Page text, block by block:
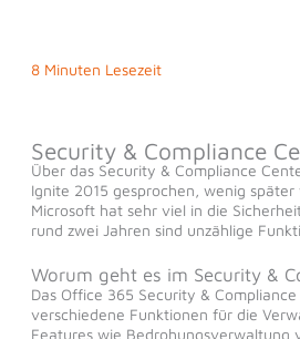
8 Minuten Lesezeit
Security & Compliance
Über das Security & Compliance
Ignite 2015 gesprochen, wenig
Microsoft hat sehr viel in die
rund zwei Jahren sind unzählige
Worum geht es im Security &
Das Office 365 Security &
verschiedene Funktionen für die
Features wie Bedrohungsverwaltung